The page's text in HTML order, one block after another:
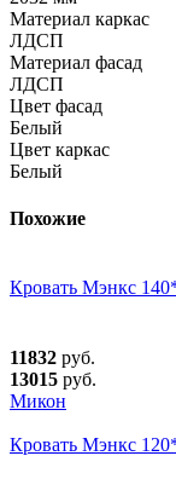
Материал каркас
ЛДСП
Материал фасад
ЛДСП
Цвет фасад
Белый
Цвет каркас
Белый
Похожие
Кровать Мэнкс
11832 руб.
13015 руб.
Микон
Кровать Мэнкс